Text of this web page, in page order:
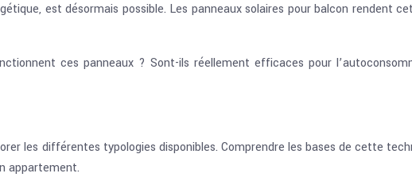
est désormais possible. Les panneaux solaires pour balcon rendent
ces panneaux ? Sont-ils réellement efficaces pour
les différentes typologies disponibles. Comprendre les bases de cette
appartement.